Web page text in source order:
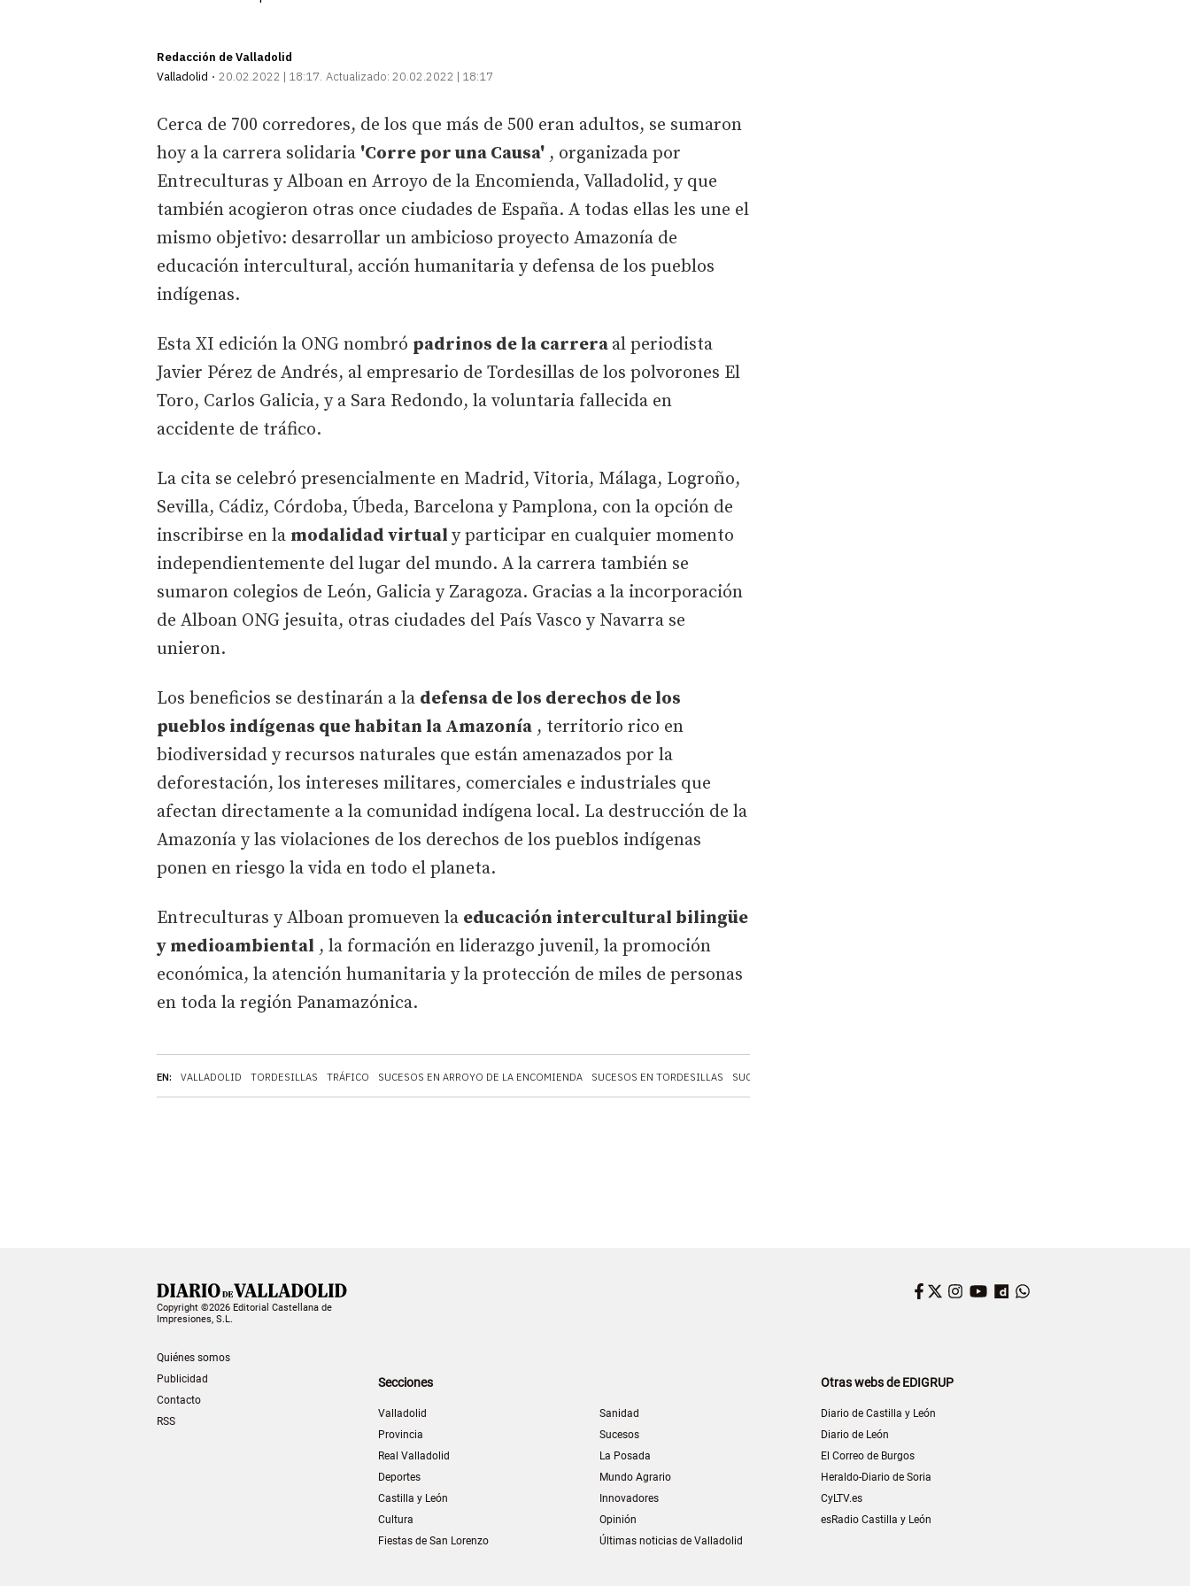
Redacción de Valladolid
Valladolid
20.02.2022 | 18:17 Actualizado: 20.02.2022 | 18:17
EN: VALLADOLID TORDESILLAS TRÁFICO SUCESOS EN ARROYO DE LA ENCOMIENDA SUCESOS EN TORDESILLAS SUCESOS
Cerca de 700 corredores, de los que más de 500 eran adultos, se sumaron
hoy a la carrera solidaria 'Corre por una Causa' , organizada por
Entreculturas y Alboan en Arroyo de la Encomienda, Valladolid, y que
también acogieron otras once ciudades de España. A todas ellas les une el
mismo objetivo: desarrollar un ambicioso proyecto Amazonía de
educación intercultural, acción humanitaria y defensa de los pueblos
indígenas.
Esta XI edición la ONG nombró padrinos de la carreraal periodista
Javier Pérez de Andrés, al empresario de Tordesillas de los polvorones El
Toro, Carlos Galicia, y a Sara Redondo, la voluntaria fallecida en
accidente de tráfico.
La cita se celebró presencialmente en Madrid, Vitoria, Málaga, Logroño,
Sevilla, Cádiz, Córdoba, Úbeda, Barcelona y Pamplona, con la opción de
inscribirse en la modalidad virtual y participar en cualquier momento
independientemente del lugar del mundo. A la carrera también se
sumaron colegios de León, Galicia y Zaragoza. Gracias a la incorporación
de Alboan ONG jesuita, otras ciudades del País Vasco y Navarra se
unieron.
Los beneficios se destinarán a la defensa de los derechos de los
pueblos indígenas que habitan la Amazonía , territorio rico en
biodiversidad y recursos naturales que están amenazados por la
deforestación, los intereses militares, comerciales e industriales que
afectan directamente a la comunidad indígena local. La destrucción de la
Amazonía y las violaciones de los derechos de los pueblos indígenas
ponen en riesgo la vida en todo el planeta.
Entreculturas y Alboan promueven la educación intercultural bilingüe
y medioambiental , la formación en liderazgo juvenil, la promoción
económica, la atención humanitaria y la protección de miles de personas
en toda la región Panamazónica.
Copyright ©2026 Editorial Castellana de
Impresiones, S.L.
Quiénes somos
Publicidad
Contacto
RSS
Facebook
Twitter
Instagram
YouTube
Dailymotion
Secciones
Valladolid
Provincia
Real Valladolid
Deportes
Castilla y León
Cultura
Fiestas de San Lorenzo
Sanidad
Sucesos
La Posada
Mundo Agrario
Innovadores
Opinión
Últimas noticias de Valladolid
Otras webs de EDIGRUP
Diario de Castilla y León
Diario de León
El Correo de Burgos
Heraldo-Diario de Soria
CyLTV.es
esRadio Castilla y León